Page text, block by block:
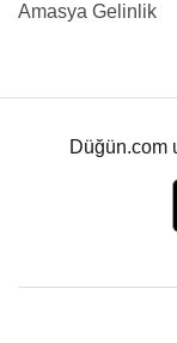
Amasya Gelinlik
Düğün.com